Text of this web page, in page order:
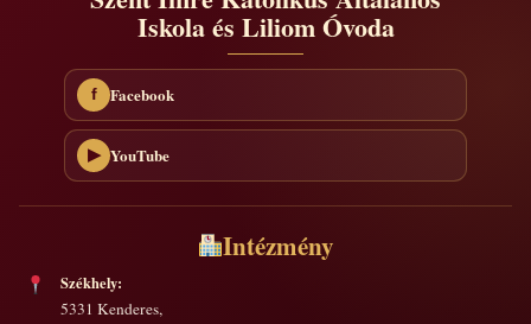
Iskola és Liliom Óvoda
f Facebook
▶ YouTube
Intézmény
Székhely:
5331 Kenderes,